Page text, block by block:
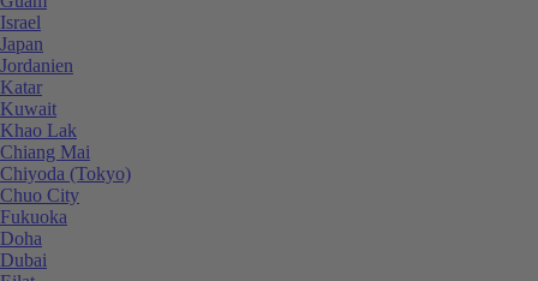
Israel
Japan
Jordanien
Katar
Kuwait
Khao Lak
Chiang Mai
Chiyoda (Tokyo)
Chuo City
Fukuoka
Doha
Dubai